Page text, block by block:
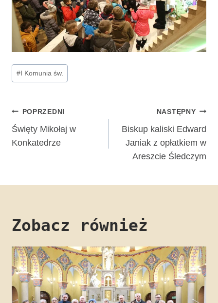
Tagi
wpisu:
#I Komunia św.
Nawigacja
wpisu
POPRZEDNI
Święty Mikołaj w
Konkatedrze
NASTĘPNY
Biskup kaliski Edward
Janiak z opłatkiem w
Areszcie Śledczym
Zobacz również